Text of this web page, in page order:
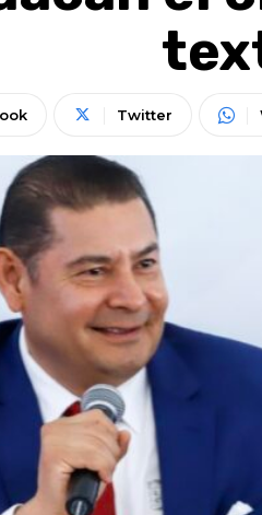
Twitter